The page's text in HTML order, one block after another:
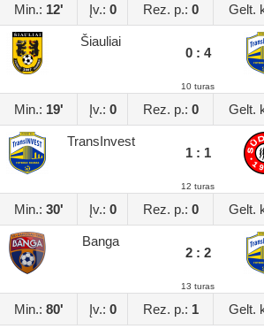
Min.: 12' Įv.: 0 Rez. p.: 0 Gelt.
Šiauliai
0 : 4
10 turas
Min.: 19' Įv.: 0 Rez. p.: 0 Gelt.
TransInvest
1 : 1
12 turas
Min.: 30' Įv.: 0 Rez. p.: 0 Gelt.
Banga
2 : 2
13 turas
Min.: 80' Įv.: 0 Rez. p.: 1 Gelt.